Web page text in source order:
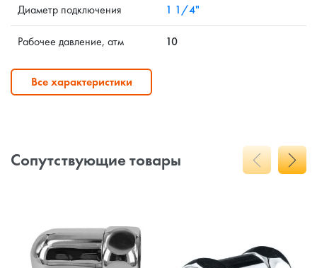
Диаметр подключения 1 1/4"
Рабочее давление, атм 10
Все характеристики
Сопутствующие товары